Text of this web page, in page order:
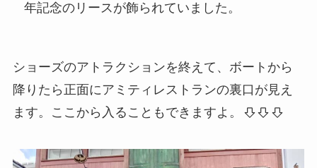
年記念のリースが飾られていました。
ショーズのアトラクションを終えて、ボートから
降りたら正面にアミティレストランの裏口が見え
ます。ここから入ることもできますよ。